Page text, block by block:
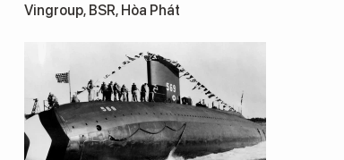
Vingroup, BSR, Hòa Phát